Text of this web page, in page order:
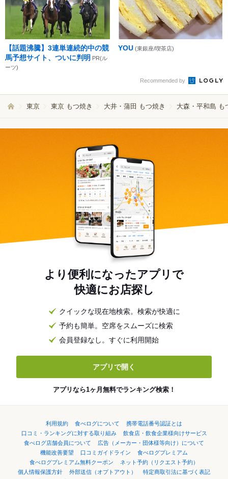
【話題沸騰】3連単連続的中の競
馬予想サイト、ついに判明 PR(ル
ーツ)
YOU (東銀座/喫茶店)
Recommended by
東京 東京 もつ焼き 大井・蒲田 もつ焼き 大森・平和島 も
より便利になったアプリで
快適にお店探し
クイックな現在地検索。検索が快適に
予約も簡単。空席をスムーズに検索
会員登録なし。すぐに利用開始
アプリで開く
アプリなら1ヶ月無料でランキング検索！
利用規約 食べログについて
携帯電話番号認証とは
口コミ・ランキングに対する取り組み
飲食店・飲食企業様向けサービス
食べログ店舗会員について
広告（メーカー・団体様等向け）について
機能改善要望
口コミガイドライン
食べログプレミアム
食べログプレミアム無料クーポン
ネット予約（リクエスト予約）
個人情報保護方針
外部送信（オプトアウト）
特定商取引法に基づく表記